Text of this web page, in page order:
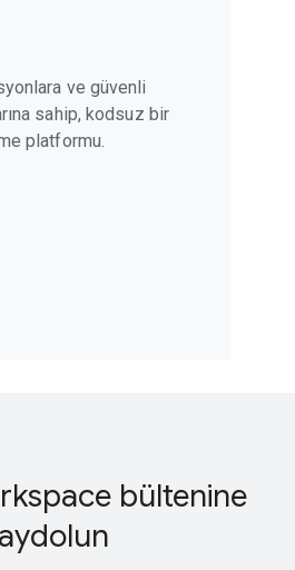
ve güvenli
sahip, kodsuz bir
platformu.
bültenine